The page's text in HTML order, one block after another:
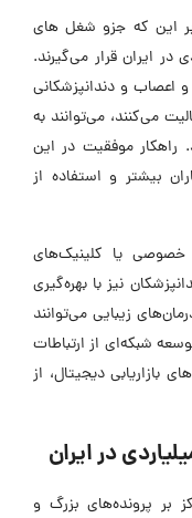
بر این که جزو شغل های
ایران قرار می‌گیرند.
اعصاب و دندانپزشکانی
می‌کنند، می‌توانند به
راهکار موفقیت در این
بیشتر و استفاده از
خصوصی یا کلینیک‌های
نیز با بهره‌گیری
زیبایی می‌توانند
شبکه‌ای از ارتباطات
بازاریابی دیجیتال، از
در ایران
بر پرونده‌های بزرگ و